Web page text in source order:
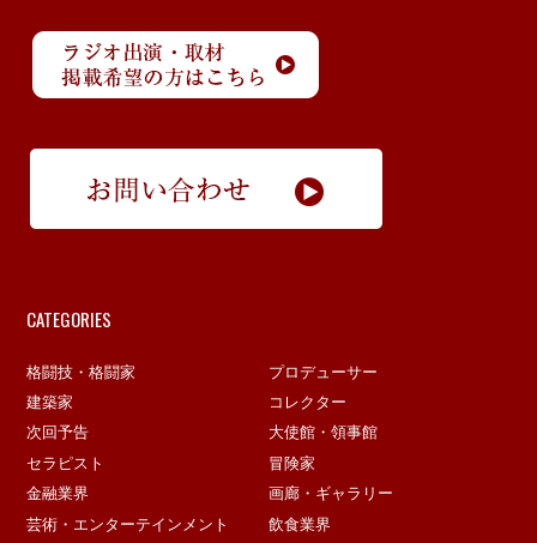
CATEGORIES
格闘技・格闘家
プロデューサー
建築家
コレクター
次回予告
大使館・領事館
セラピスト
冒険家
金融業界
画廊・ギャラリー
芸術・エンターテインメント
飲食業界